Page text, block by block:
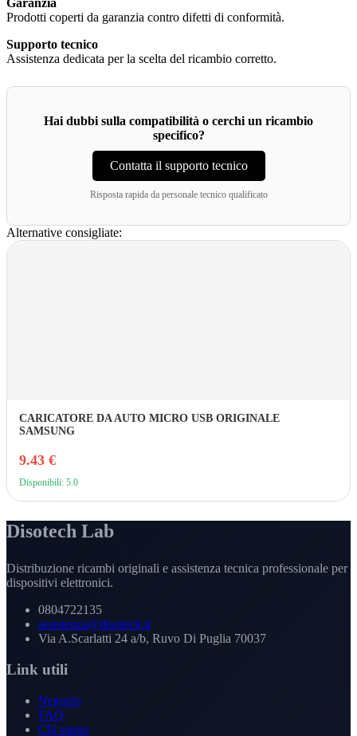
Garanzia
Prodotti coperti da garanzia contro difetti di conformità.
Supporto tecnico
Assistenza dedicata per la scelta del ricambio corretto.
Hai dubbi sulla compatibilità o cerchi un ricambio
specifico?
Contatta il supporto tecnico
Risposta rapida da personale tecnico qualificato
Alternative consigliate:
CARICATORE DA AUTO MICRO USB ORIGINALE
SAMSUNG
9.43 €
Disponibili: 5.0
Disotech Lab
Distribuzione ricambi originali e assistenza tecnica professionale per
dispositivi elettronici.
0804722135
assistenza@disotech.it
Via A.Scarlatti 24 a/b, Ruvo Di Puglia 70037
Link utili
Negozio
FAQ
Chi siamo